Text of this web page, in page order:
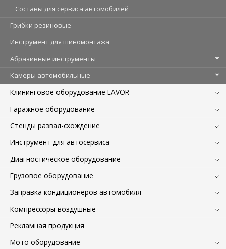
Составы для сервиса автомобилей
Грибки резиновые
Инструмент для шиномонтажа
Абразивные инструменты
Камеры автомобильные
Клининговое оборудование LAVOR
Гаражное оборудование
Стенды развал-схождение
Инструмент для автосервиса
Диагностическое оборудование
Грузовое оборудование
Заправка кондиционеров автомобиля
Компрессоры воздушные
Рекламная продукция
Мото оборудование